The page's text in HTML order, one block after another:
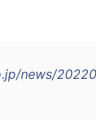
news/